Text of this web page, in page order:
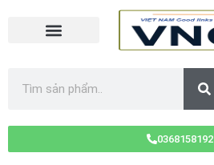
0368158192